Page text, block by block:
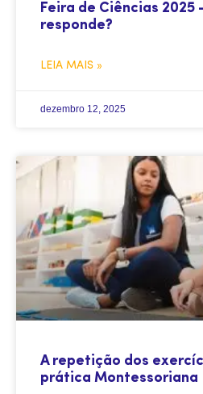
Feira de Ciências 2025
responde?
LEIA MAIS »
dezembro 12, 2025
A repetição dos
prática Montessoriana